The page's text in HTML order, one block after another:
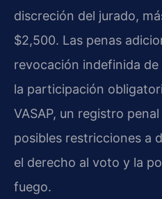
discreción del jurado,
$2,500. Las penas
revocación indefinida
la participación
VASAP, un registro
posibles restricciones a
el derecho al voto y la
fuego.